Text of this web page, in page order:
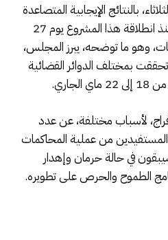
بالنتائج الإيجابية المتصاعدة
على امتداد الأسابيع الأربعة منذ انطلاقة هذا المشروع يوم 27
وهو ما توضحه، يبرز المجلس،
بمختلف الدوائر القضائية
لأسباب مختلفة، عن عدد
الـ6001 معتقلا المستفيدين من عملية المحاكمات
في حالة حرمان وإهدار
الطموح والحرص على تطويره.